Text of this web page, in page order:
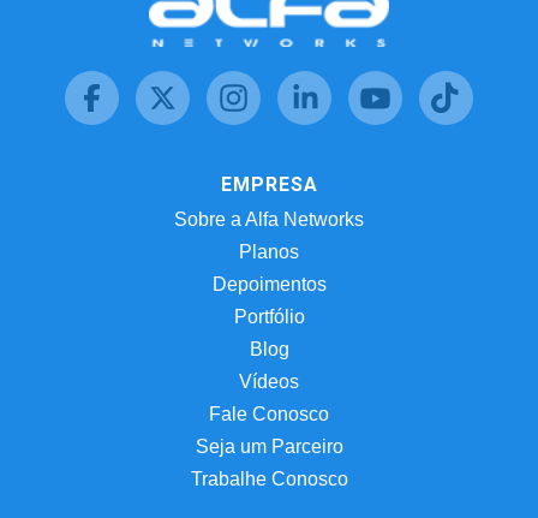
EMPRESA
Sobre a Alfa Networks
Planos
Depoimentos
Portfólio
Blog
Vídeos
Fale Conosco
Seja um Parceiro
Trabalhe Conosco